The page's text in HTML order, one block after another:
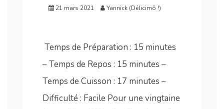
21 mars 2021 Yannick (Délicimô !)
Temps de Préparation : 15 minutes
– Temps de Repos : 15 minutes –
Temps de Cuisson : 17 minutes –
Difficulté : Facile Pour une vingtaine